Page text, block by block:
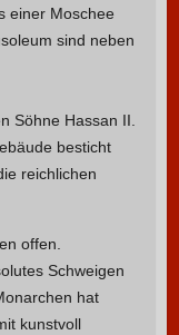
einer Moschee
sind neben
Söhne Hassan II.
besticht
reichlichen
offen.
Schweigen
hat
kunstvoll